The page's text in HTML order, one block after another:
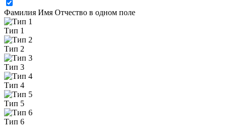
Фамилия Имя Отчество в одном поле
Тип 1
Тип 2
Тип 3
Тип 4
Тип 5
Тип 6